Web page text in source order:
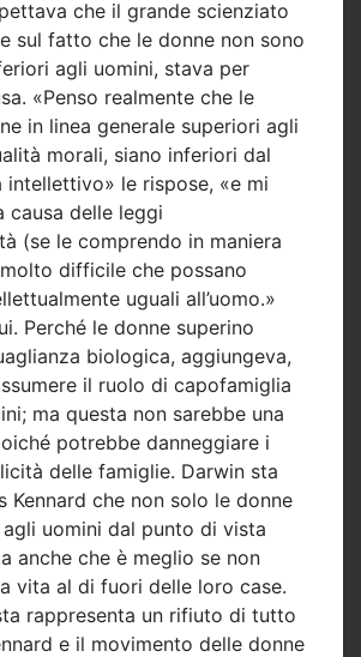
che il grande scienziato
sul fatto che le donne non sono
agli uomini, stava per
«Penso realmente che le
in linea generale superiori agli
morali, siano inferiori dal
intellettivo» le rispose, «e mi
causa delle leggi
(se le comprendo in maniera
difficile che possano
uguali all’uomo.»
Perché le donne superino
biologica, aggiungeva,
il ruolo di capofamiglia
ma questa non sarebbe una
potrebbe danneggiare i
delle famiglie. Darwin sta
Kennard che non solo le donne
uomini dal punto di vista
anche che è meglio se non
vita al di fuori delle loro case.
rappresenta un rifiuto di tutto
e il movimento delle donne